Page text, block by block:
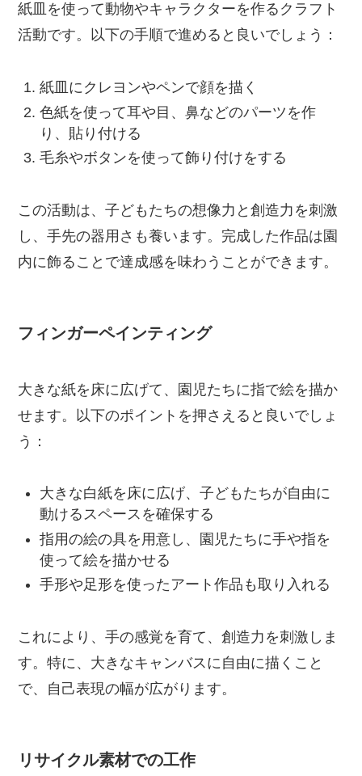
紙皿を使って動物やキャラクターを作るクラフト
活動です。以下の手順で進めると良いでしょう：
紙皿にクレヨンやペンで顔を描く
色紙を使って耳や目、鼻などのパーツを作
り、貼り付ける
毛糸やボタンを使って飾り付けをする
この活動は、子どもたちの想像力と創造力を刺激
し、手先の器用さも養います。完成した作品は園
内に飾ることで達成感を味わうことができます。
フィンガーペインティング
大きな紙を床に広げて、園児たちに指で絵を描か
せます。以下のポイントを押さえると良いでしょ
う：
大きな白紙を床に広げ、子どもたちが自由に
動けるスペースを確保する
指用の絵の具を用意し、園児たちに手や指を
使って絵を描かせる
手形や足形を使ったアート作品も取り入れる
これにより、手の感覚を育て、創造力を刺激しま
す。特に、大きなキャンバスに自由に描くこと
で、自己表現の幅が広がります。
リサイクル素材での工作